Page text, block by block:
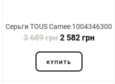
Серьги TOUS Camee 1004346300
3 689 грн2 582 грн
КУПИТЬ